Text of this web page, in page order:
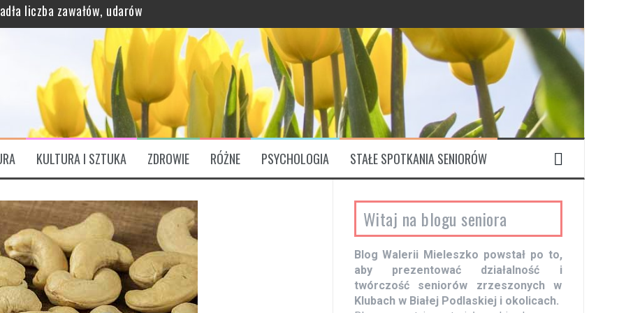
bogaty profil odżywczy
„Są Świętym Graalem”
liczba zawałów, udarów
KULTURA I SZTUKA ZDROWIE RÓŻNE PSYCHOLOGIA STAŁE SPOTKANIA SENIORÓW
Witaj na blogu seniora
Blog Walerii Mieleszko powstał po to,
aby prezentować działalność i
twórczość seniorów zrzeszonych w
Klubach w Białej Podlaskiej i okolicach.